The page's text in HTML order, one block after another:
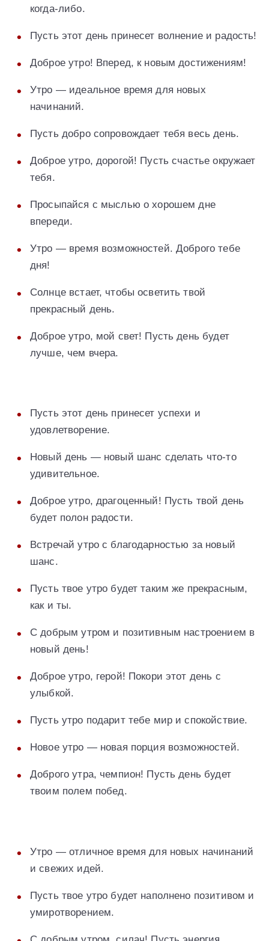
когда-либо.
Пусть этот день принесет волнение и радость!
Доброе утро! Вперед, к новым достижениям!
Утро — идеальное время для новых
начинаний.
Пусть добро сопровождает тебя весь день.
Доброе утро, дорогой! Пусть счастье окружает
тебя.
Просыпайся с мыслью о хорошем дне
впереди.
Утро — время возможностей. Доброго тебе
дня!
Солнце встает, чтобы осветить твой
прекрасный день.
Доброе утро, мой свет! Пусть день будет
лучше, чем вчера.
Пусть этот день принесет успехи и
удовлетворение.
Новый день — новый шанс сделать что-то
удивительное.
Доброе утро, драгоценный! Пусть твой день
будет полон радости.
Встречай утро с благодарностью за новый
шанс.
Пусть твое утро будет таким же прекрасным,
как и ты.
С добрым утром и позитивным настроением в
новый день!
Доброе утро, герой! Покори этот день с
улыбкой.
Пусть утро подарит тебе мир и спокойствие.
Новое утро — новая порция возможностей.
Доброго утра, чемпион! Пусть день будет
твоим полем побед.
Утро — отличное время для новых начинаний
и свежих идей.
Пусть твое утро будет наполнено позитивом и
умиротворением.